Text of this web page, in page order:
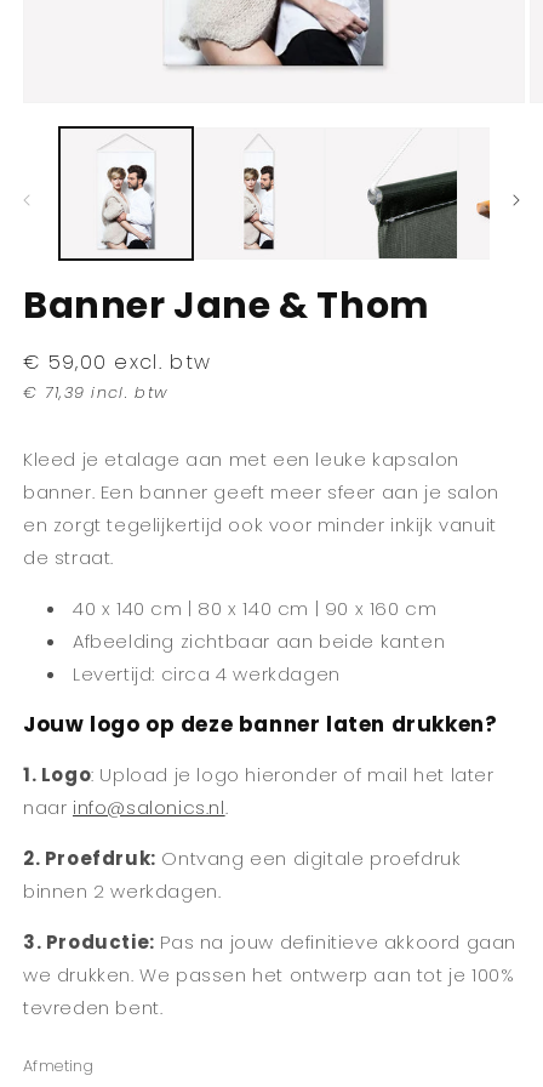
Banner Jane & Thom
Normale
prijs
€ 59,00 excl. btw
€ 71,39 incl. btw
Kleed je etalage aan met een leuke kapsalon
banner. Een banner geeft meer sfeer aan je salon
en zorgt tegelijkertijd ook voor minder inkijk vanuit
de straat.
40 x 140 cm | 80 x 140 cm | 90 x 160 cm
Afbeelding zichtbaar aan beide kanten
Levertijd: circa 4 werkdagen
Jouw logo op deze banner laten drukken?
1. Logo: Upload je logo hieronder of mail het later
naar info@salonics.nl.
2. Proefdruk: Ontvang een digitale proefdruk
binnen 2 werkdagen.
3. Productie: Pas na jouw definitieve akkoord gaan
we drukken. We passen het ontwerp aan tot je 100%
tevreden bent.
Afmeting